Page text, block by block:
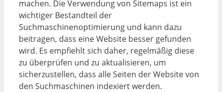
machen. Die Verwendung von Sitemaps ist ein
wichtiger Bestandteil der
Suchmaschinenoptimierung und kann dazu
beitragen, dass eine Website besser gefunden
wird. Es empfiehlt sich daher, regelmäßig diese
zu überprüfen und zu aktualisieren, um
sicherzustellen, dass alle Seiten der Website von
den Suchmaschinen indexiert werden.